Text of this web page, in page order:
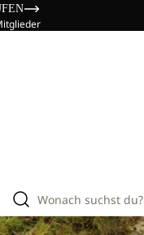
Wonach suchst du?